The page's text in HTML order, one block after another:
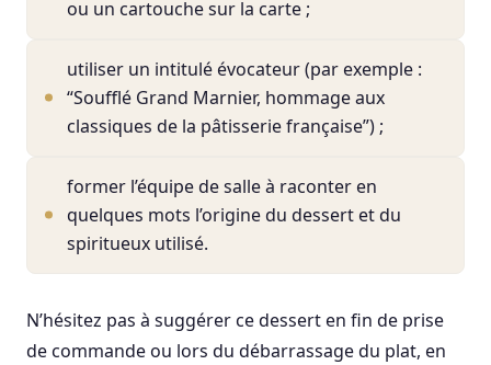
ou un cartouche sur la carte ;
utiliser un intitulé évocateur (par exemple :
“Soufflé Grand Marnier, hommage aux
classiques de la pâtisserie française”) ;
former l’équipe de salle à raconter en
quelques mots l’origine du dessert et du
spiritueux utilisé.
N’hésitez pas à suggérer ce dessert en fin de prise
de commande ou lors du débarrassage du plat, en